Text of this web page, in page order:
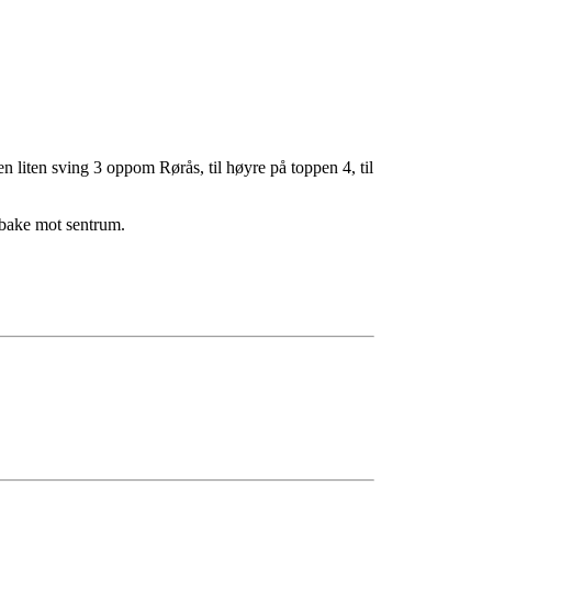
liten sving 3 oppom Rørås, til høyre på toppen 4, til
mot sentrum.